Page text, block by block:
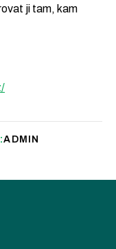
ji tam, kam
ADMIN